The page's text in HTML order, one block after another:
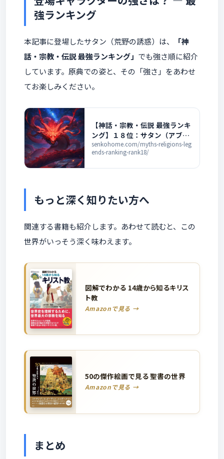
強ランキング
本記事に登場したサタン（荒野の誘惑）は、
「神
話・宗教・伝説 最強ランキング」 でも強さ順に紹介
しています。原典での姿と、その「強さ」をあわせ
てお楽しみください。
【神話・宗教・伝説 最強ランキ
ング】１８位：サタン（アブラ
ハム系列の宗教）の紹介
senkohome.com/myths-religions-leg
ends-ranking-rank18/
もっと深く知りたい方へ
関連する書籍も紹介します。あわせて読むと、この
世界がいっそう深く味わえます。
図解でわかる 14歳から知るキリス
ト教
Amazonで見る →
50の傑作絵画で見る 聖書の世界
Amazonで見る →
まとめ